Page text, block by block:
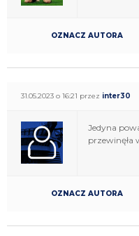
OZNACZ AUTORA
31.05.2023 o 16:21 przez inter30
Jedyna
przewinęła
OZNACZ AUTORA